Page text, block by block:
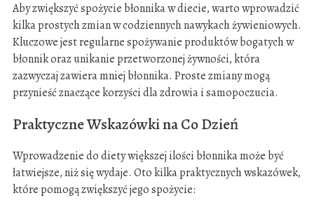
Aby zwiększyć spożycie błonnika w diecie, warto wprowadzić
kilka prostych zmian w codziennych nawykach żywieniowych.
Kluczowe jest regularne spożywanie produktów bogatych w
błonnik oraz unikanie przetworzonej żywności, która
zazwyczaj zawiera mniej błonnika. Proste zmiany mogą
przynieść znaczące korzyści dla zdrowia i samopoczucia.
Praktyczne Wskazówki na Co Dzień
Wprowadzenie do diety większej ilości błonnika może być
łatwiejsze, niż się wydaje. Oto kilka praktycznych wskazówek,
które pomogą zwiększyć jego spożycie: